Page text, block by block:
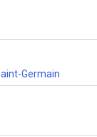
Germain